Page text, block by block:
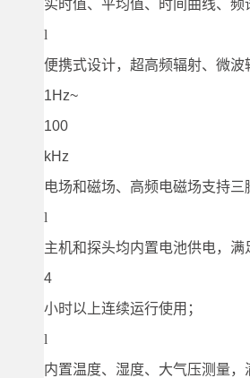
实时值、平均值、时间曲线、频
l
便携式设计，超高频辐射、微波
1Hz~
100
kHz
电场和磁场、高频电磁场支持三
l
主机和探头均内置电池供电，满
4
小时以上连续运行使用；
l
内置温度、湿度、大气压测量，